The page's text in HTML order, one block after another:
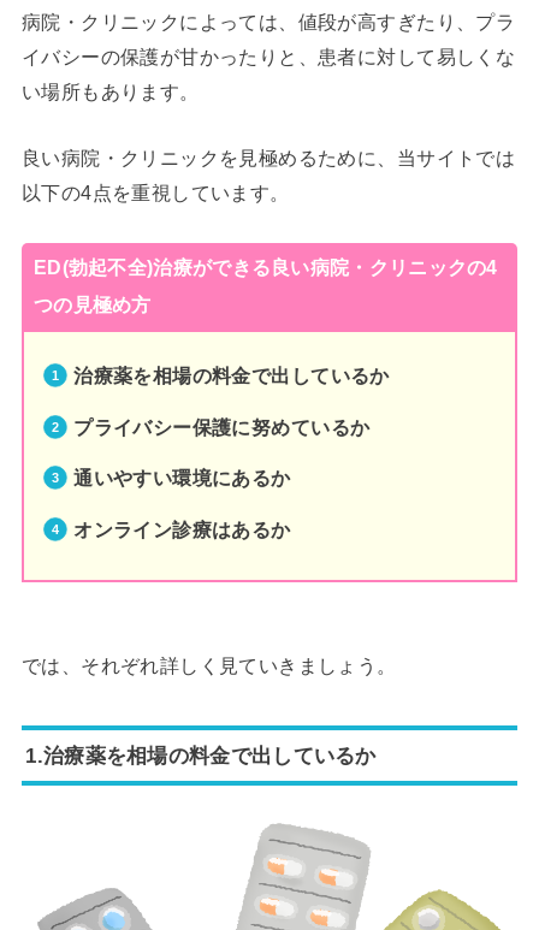
病院・クリニックによっては、値段が高すぎたり、プラ
イバシーの保護が甘かったりと、患者に対して易しくな
い場所もあります。
良い病院・クリニックを見極めるために、当サイトでは
以下の4点を重視しています。
ED(勃起不全)治療ができる良い病院・クリニックの4
つの見極め方
治療薬を相場の料金で出しているか
プライバシー保護に努めているか
通いやすい環境にあるか
オンライン診療はあるか
では、それぞれ詳しく見ていきましょう。
1.治療薬を相場の料金で出しているか